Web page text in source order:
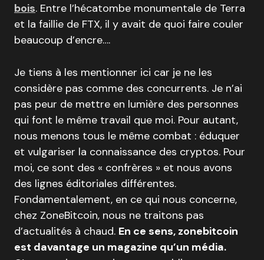
bois. Entre l’hécatombe monumentale de Terra
et la faillie de FTX, il y avait de quoi faire couler
beaucoup d’encre….
Je tiens à les mentionner ici car je ne les
considère pas comme des concurrents. Je n’ai
pas peur de mettre en lumière des personnes
qui font le même travail que moi. Pour autant,
nous menons tous le même combat : éduquer
et vulgariser la connaissance des cryptos. Pour
moi, ce sont des « confrères » et nous avons
des lignes éditoriales différentes.
Fondamentalement, en ce qui nous concerne,
chez ZoneBitcoin, nous ne traitons pas
d’actualités à chaud. En ce sens, zonebitcoin
est davantage un magazine qu’un média.